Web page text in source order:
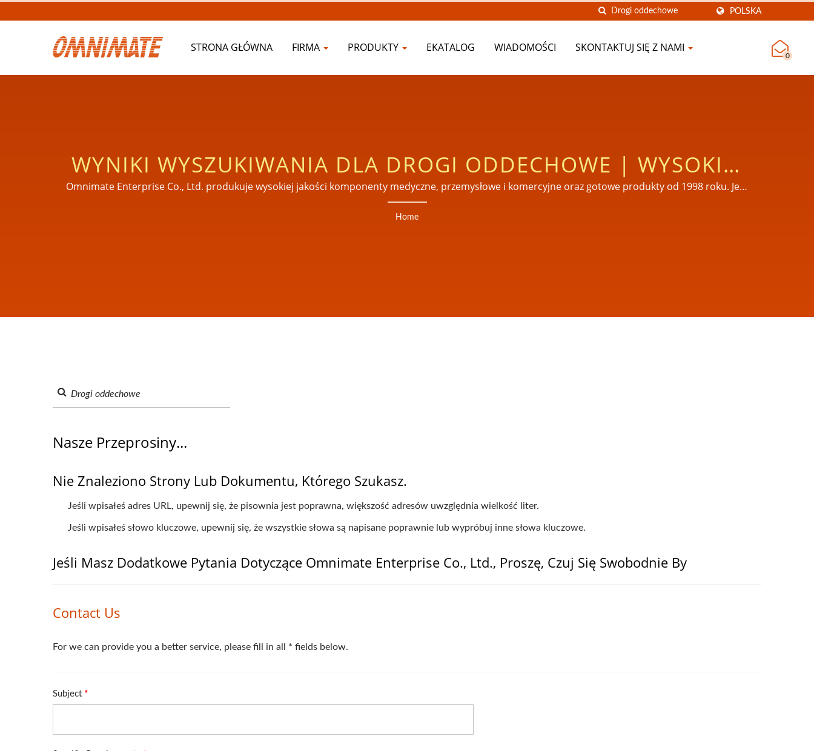
POLSKA
STRONA GŁÓWNA FIRMA PRODUKTY EKATALOG WIADOMOŚCI SKONTAKTUJ SIĘ Z NAMI
0
WYNIKI WYSZUKIWANIA DLA DROGI ODDECHOWE | WYSOKIEJ
JAKOŚCI SILIKONOWE I PLASTIKOWE URZĄDZENIA MEDYCZNE
NA RYNKI GLOBALNE
Omnimate Enterprise Co., Ltd. produkuje wysokiej jakości komponenty medyczne, przemysłowe i komercyjne oraz gotowe produkty od 1998 roku. Jest
również zarejestrowanym producentem certyfikowanym ISO 9001, ISO 13485, CE MDD, FDA i GMP na Tajwanie.
Home
Nasze Przeprosiny...
Nie Znaleziono Strony Lub Dokumentu, Którego Szukasz.
Jeśli wpisałeś adres URL, upewnij się, że pisownia jest poprawna, większość adresów uwzględnia wielkość liter.
Jeśli wpisałeś słowo kluczowe, upewnij się, że wszystkie słowa są napisane poprawnie lub wypróbuj inne słowa kluczowe.
Jeśli Masz Dodatkowe Pytania Dotyczące Omnimate Enterprise Co., Ltd., Proszę, Czuj Się Swobodnie By